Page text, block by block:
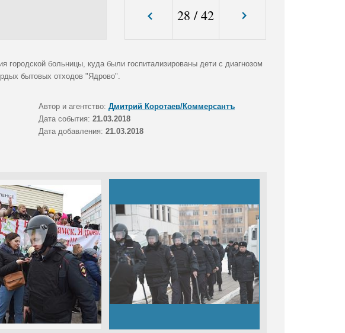
28 /42
городской больницы, куда были госпитализированы дети с диагнозом
бытовых отходов "Ядрово".
Автор и агентство: Дмитрий Коротаев/Коммерсантъ
Дата события: 21.03.2018
Дата добавления: 21.03.2018